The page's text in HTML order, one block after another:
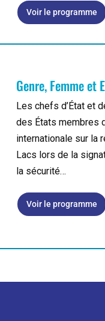
Voir le programme
Genre, Femme et
Les chefs d’État et
des États membres
internationale sur la
Lacs lors de la
la sécurité…
Voir le programme